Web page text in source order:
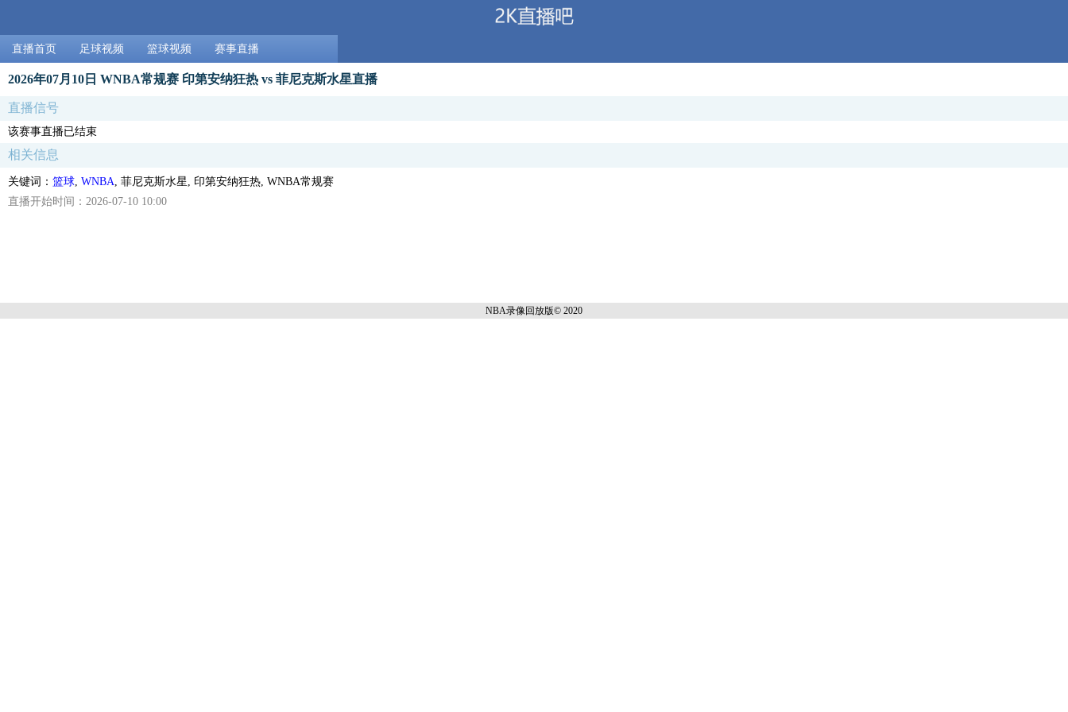
直播首页 足球视频 篮球视频 赛事直播
2026年07月10日 WNBA常规赛 印第安纳狂热 vs 菲尼克斯水星直播
直播信号
该赛事直播已结束
相关信息
关键词： 篮球 WNBA , 菲尼克斯水星, 印第安纳狂热, WNBA常规赛
直播开始时间：2026-07-10 10:00
NBA录像回放版© 2020